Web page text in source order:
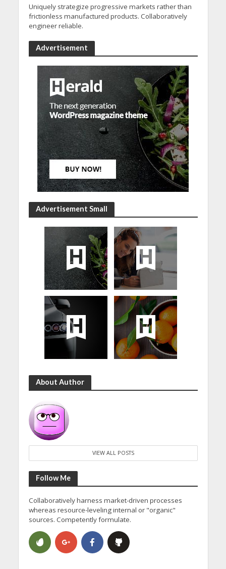
Uniquely strategize progressive markets rather than
frictionless manufactured products. Collaboratively
engineer reliable.
Advertisement
Advertisement Small
About Author
VIEW ALL POSTS
Follow Me
Collaboratively harness market-driven processes
whereas resource-leveling internal or "organic"
sources. Competently formulate.